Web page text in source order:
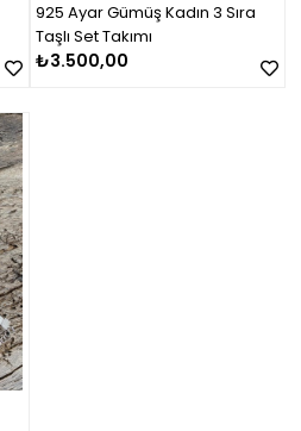
925 Ayar Gümüş Kadın 3 Sıra
Taşlı Set Takımı
₺3.500,00